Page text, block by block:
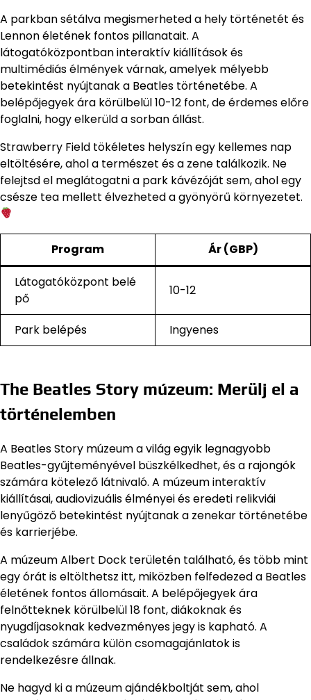
A parkban sétálva megismerheted a hely történetét és
Lennon életének fontos pillanatait. A
látogatóközpontban interaktív kiállítások és
multimédiás élmények várnak, amelyek mélyebb
betekintést nyújtanak a Beatles történetébe. A
belépőjegyek ára körülbelül 10-12 font, de érdemes előre
foglalni, hogy elkerüld a sorban állást.
Strawberry Field tökéletes helyszín egy kellemes nap
eltöltésére, ahol a természet és a zene találkozik. Ne
felejtsd el meglátogatni a park kávézóját sem, ahol egy
csésze tea mellett élvezheted a gyönyörű környezetet.
Program Ár (GBP)
Látogatóközpont belé
pő
10-12
Park belépés Ingyenes
The Beatles Story múzeum: Merülj el a
történelemben
A Beatles Story múzeum a világ egyik legnagyobb
Beatles-gyűjteményével büszkélkedhet, és a rajongók
számára kötelező látnivaló. A múzeum interaktív
kiállításai, audiovizuális élményei és eredeti relikviái
lenyűgöző betekintést nyújtanak a zenekar történetébe
és karrierjébe.
A múzeum Albert Dock területén található, és több mint
egy órát is eltölthetsz itt, miközben felfedezed a Beatles
életének fontos állomásait. A belépőjegyek ára
felnőtteknek körülbelül 18 font, diákoknak és
nyugdíjasoknak kedvezményes jegy is kapható. A
családok számára külön csomagajánlatok is
rendelkezésre állnak.
Ne hagyd ki a múzeum ajándékboltját sem, ahol